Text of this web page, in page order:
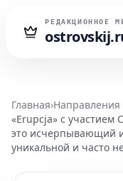
РЕДАКЦИОННОЕ
Главная›
«Erupcja» с
это исчерпывающий
уникальной и часто